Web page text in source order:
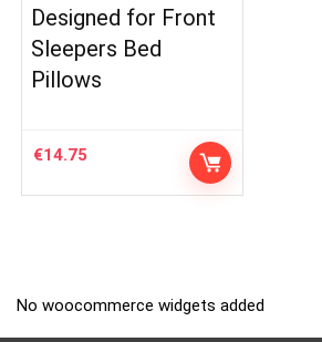
Designed for Front
Sleepers Bed
Pillows
€14.75
No woocommerce widgets added